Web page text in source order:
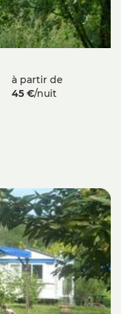
à partir de
45 €/nuit